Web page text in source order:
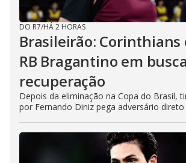
DO R7/HÁ 2 HORAS
Brasileirão:
RB Bragantino em
recuperação
Depois da eliminação na Copa do Brasil,
por Fernando Diniz pega adversário